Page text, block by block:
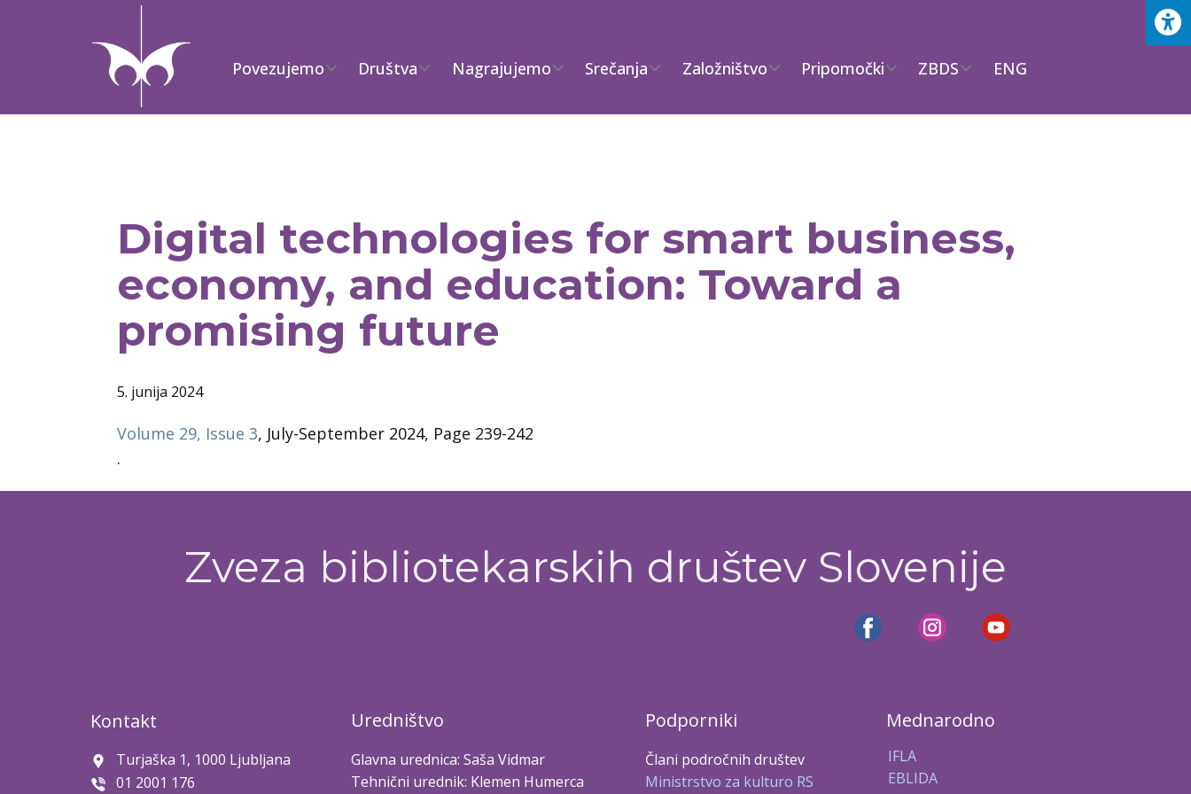
Povezujemo Društva Nagrajujemo Srečanja Založništvo Pripomočki ZBDS ENG
Digital technologies for smart business,
economy, and education: Toward a
promising future
5. junija 2024
Volume 29, Issue 3, July-September 2024, Page 239-242
.
Zveza bibliotekarskih društev Slovenije
Kontakt
Turjaška 1, 1000 Ljubljana
01 2001 176
Uredništvo
Glavna urednica: Saša Vidmar
Tehnični urednik: Klemen Humerca
Podporniki
Člani področnih društev
Ministrstvo za kulturo RS
Mednarodno
IFLA
EBLIDA